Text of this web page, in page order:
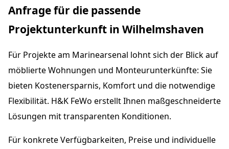
Anfrage für die passende
Projektunterkunft in Wilhelmshaven
Für Projekte am Marinearsenal lohnt sich der Blick auf
möblierte Wohnungen und Monteurunterkünfte: Sie
bieten Kostenersparnis, Komfort und die notwendige
Flexibilität. H&K FeWo erstellt Ihnen maßgeschneiderte
Lösungen mit transparenten Konditionen.
Für konkrete Verfügbarkeiten, Preise und individuelle